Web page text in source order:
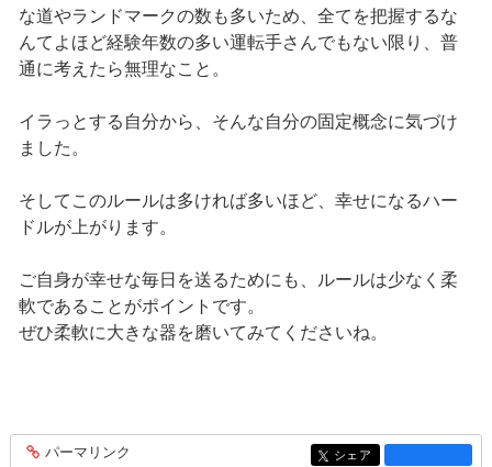
な道やランドマークの数も多いため、全てを把握するな
んてよほど経験年数の多い運転手さんでもない限り、普
通に考えたら無理なこと。
イラっとする自分から、そんな自分の固定概念に気づけ
ました。
そしてこのルールは多ければ多いほど、幸せになるハー
ドルが上がります。
ご自身が幸せな毎日を送るためにも、ルールは少なく柔
軟であることがポイントです。
ぜひ柔軟に大きな器を磨いてみてくださいね。
entry1289
パーマリンク entry1289
シェア